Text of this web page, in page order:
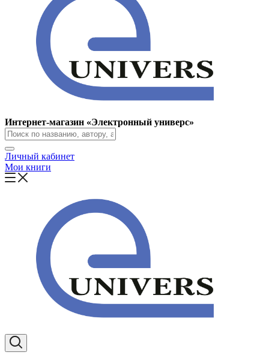
Интернет-магазин «Электронный универс»
Личный кабинет
Мои книги